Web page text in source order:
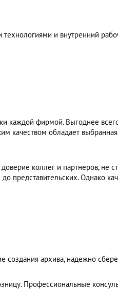
и внутренний
каждой фирмой. Выгоднее
качеством обладает
коллег и партнеров, не
представительских. Однако
создания архива, надежно
Профессиональные